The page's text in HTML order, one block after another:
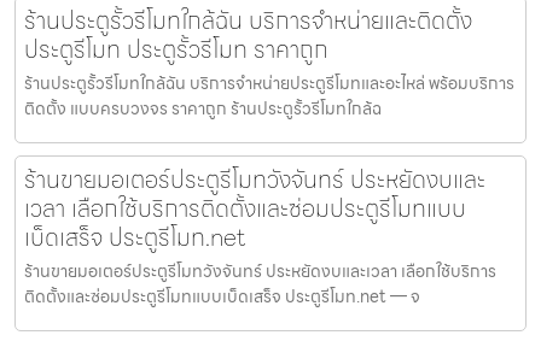
ร้านประตูรั้วรีโมทใกล้ฉัน บริการจำหน่ายและติดตั้ง
ประตูรีโมท ประตูรั้วรีโมท ราคาถูก
ร้านประตูรั้วรีโมทใกล้ฉัน บริการจำหน่ายประตูรีโมทและอะไหล่ พร้อมบริการ
ติดตั้ง แบบครบวงจร ราคาถูก ร้านประตูรั้วรีโมทใกล้ฉ
ร้านขายมอเตอร์ประตูรีโมทวังจันทร์ ประหยัดงบและ
เวลา เลือกใช้บริการติดตั้งและซ่อมประตูรีโมทแบบ
เบ็ดเสร็จ ประตูรีโมท.net
ร้านขายมอเตอร์ประตูรีโมทวังจันทร์ ประหยัดงบและเวลา เลือกใช้บริการ
ติดตั้งและซ่อมประตูรีโมทแบบเบ็ดเสร็จ ประตูรีโมท.net — จ